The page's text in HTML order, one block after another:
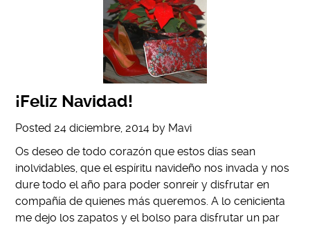
¡Feliz Navidad!
Posted24 diciembre, 2014 by Mavi
Os deseo de todo corazón que estos días sean
inolvidables, que el espíritu navideño nos invada y nos
dure todo el año para poder sonreír y disfrutar en
compañía de quienes más queremos. A lo cenicienta
me dejo los zapatos y el bolso para disfrutar un par